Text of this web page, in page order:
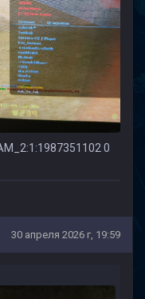
0
30 апреля 2026 г, 19:59